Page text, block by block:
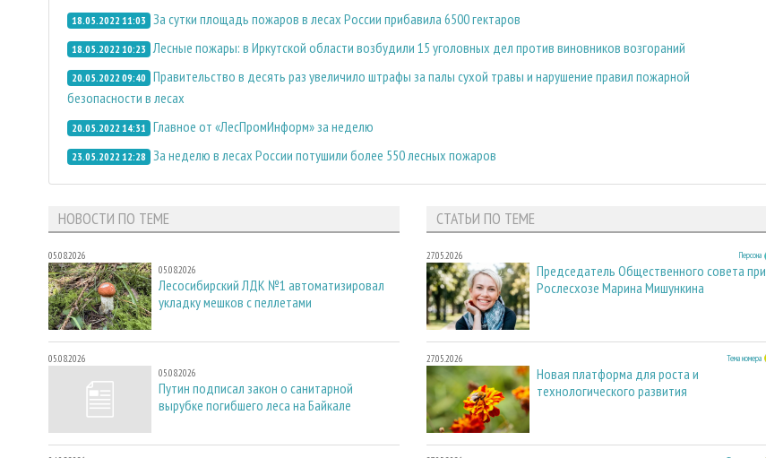
18.05.2022 11:03 За сутки площадь пожаров в лесах России прибавила 6500 гектаров
18.05.2022 10:23 Лесные пожары: в Иркутской области возбудили 15 уголовных дел против виновников возгораний
20.05.2022 09:40 Правительство в десять раз увеличило штрафы за палы сухой травы и нарушение правил пожарной
безопасности в лесах
20.05.2022 14:31 Главное от «ЛесПромИнформ» за неделю
23.05.2022 12:28 За неделю в лесах России потушили более 550 лесных пожаров
НОВОСТИ ПО ТЕМЕ
05.08.2026
05.08.2026
Лесосибирский ЛДК №1 автоматизировал
укладку мешков с пеллетами
05.08.2026
05.08.2026
Путин подписал закон о санитарной
вырубке погибшего леса на Байкале
СТАТЬИ ПО ТЕМЕ
27.05.2026 Персона
Председатель Общественного совета при
Рослесхозе Марина Мишункина
27.05.2026 Тема номера
Новая платформа для роста и
технологического развития